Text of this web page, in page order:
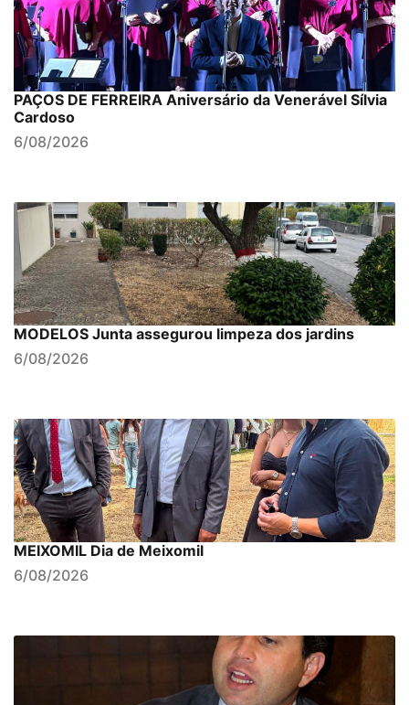
PAÇOS DE FERREIRA Aniversário da Venerável Sílvia
Cardoso
6/08/2026
MODELOS Junta assegurou limpeza dos jardins
6/08/2026
MEIXOMIL Dia de Meixomil
6/08/2026